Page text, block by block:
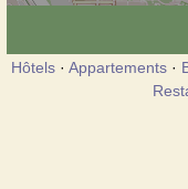
Hôtels · Appartements ·